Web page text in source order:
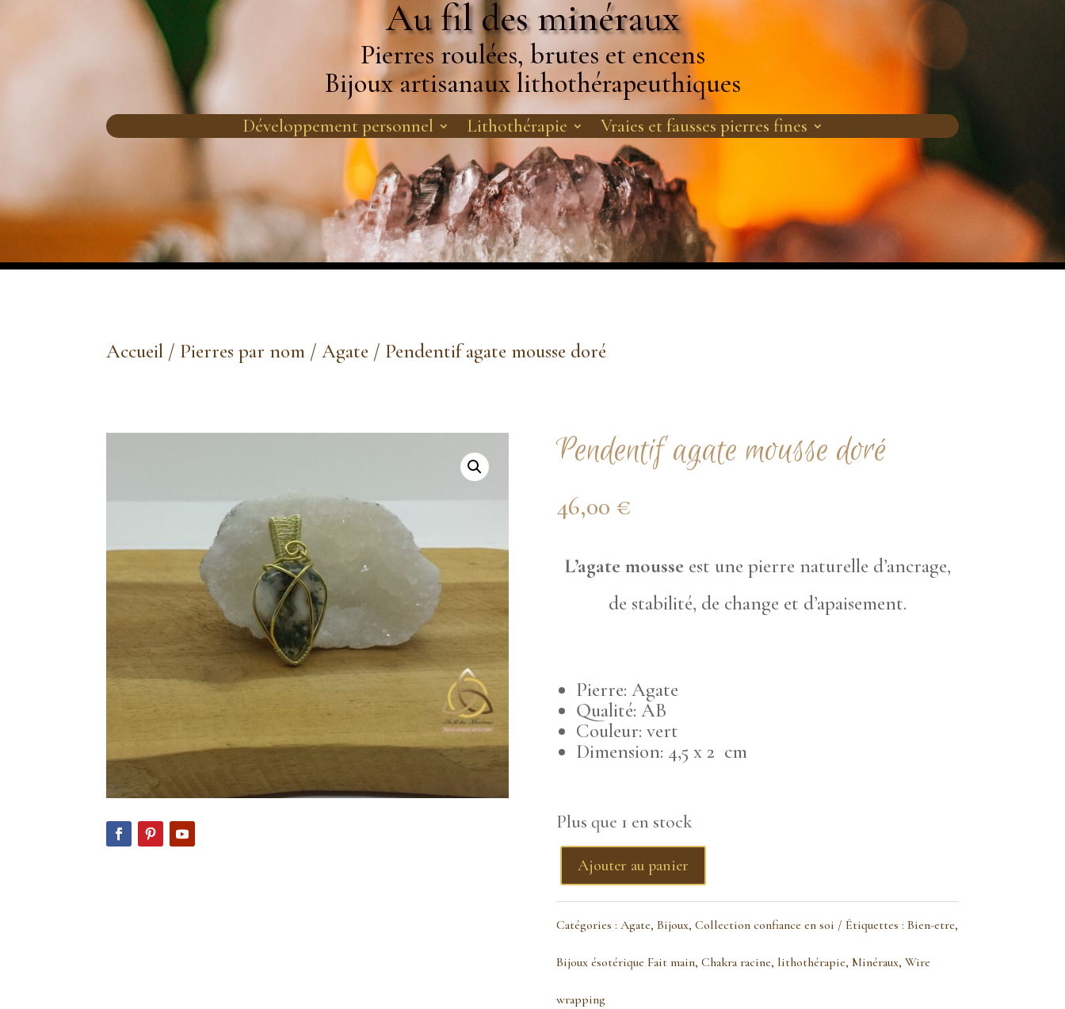
Au fil des minéraux
Pierres roulées, brutes et encens
Bijoux artisanaux lithothérapeuthiques
Développement personnel Lithothérapie Vraies et fausses pierres fines
Accueil / Pierres par nom /Agate / Pendentif agate mousse doré
Pendentif agate mousse doré
46,00 €
L’agate mousse est une pierre naturelle d’ancrage,
de stabilité, de change et d’apaisement.
Pierre: Agate
Qualité: AB
Couleur: vert
Dimension: 4,5 x 2 cm
Plus que 1 en stock
quantité
de
Pendentif
agate
Ajouter au panier
Catégories : Agate, Bijoux, Collection confiance en soi Étiquettes : Bien-etre,
Bijoux ésotérique Fait main, Chakra racine, lithothérapie, Minéraux, Wire
wrapping